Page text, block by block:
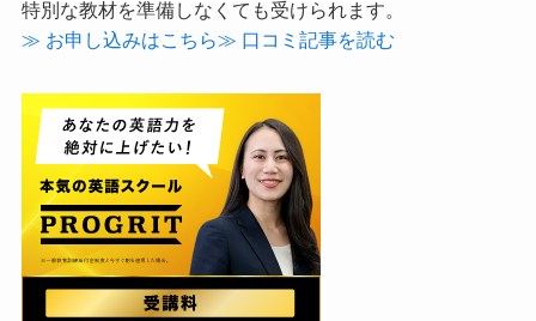
特別な教材を準備しなくても受けられます。
≫ お申し込みはこちら≫ 口コミ記事を読む